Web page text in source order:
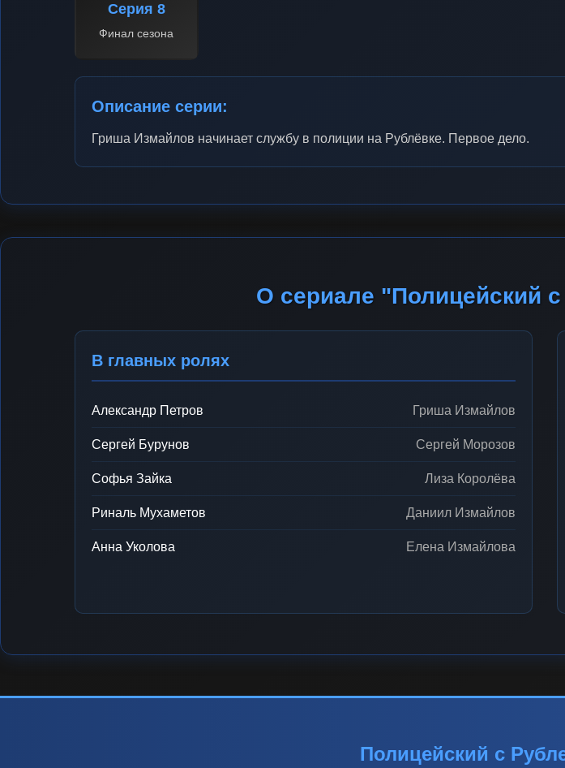
Серия 8
Финал сезона
Описание серии:
Гриша Измайлов начинает службу в полиции на Рублёвке. Первое дело.
О сериале "Полицейский
В главных ролях
Александр Петров Гриша Измайлов
Сергей Бурунов Сергей Морозов
Софья Зайка Лиза Королёва
Риналь Мухаметов Даниил Измайлов
Анна Уколова Елена Измайлова
Полицейский с